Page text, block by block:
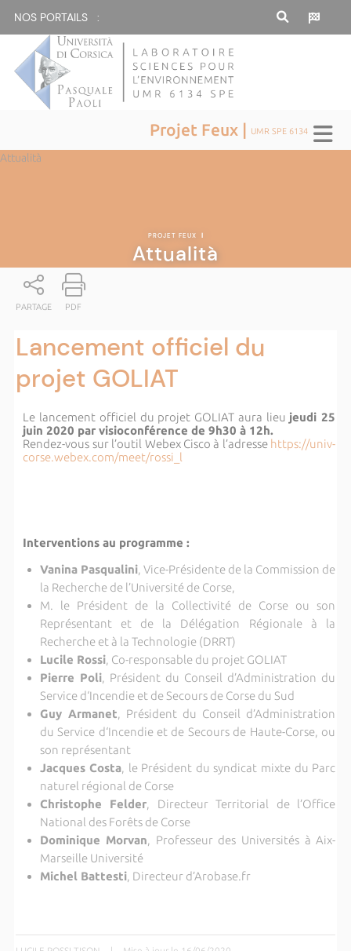
NOS PORTAILS :
Projet Feux | UMR SPE 6134
Attualità
PROJET FEUX |
Attualità
PARTAGE PDF
Lancement officiel du
projet GOLIAT
Le lancement officiel du projet GOLIAT aura lieu jeudi 25
juin 2020 par visioconférence de 9h30 à 12h.
Rendez-vous sur l’outil Webex Cisco à l’adresse https://univ-
corse.webex.com/meet/rossi_l
Interventions au programme :
Vanina Pasqualini, Vice-Présidente de la Commission de
la Recherche de l’Université de Corse,
M. le Président de la Collectivité de Corse ou son
Représentant et de la Délégation Régionale à la
Recherche et à la Technologie (DRRT)
Lucile Rossi, Co-responsable du projet GOLIAT
Pierre Poli, Président du Conseil d’Administration du
Service d‘Incendie et de Secours de Corse du Sud
Guy Armanet, Président du Conseil d’Administration
du Service d‘Incendie et de Secours de Haute-Corse, ou
son représentant
Jacques Costa, le Président du syndicat mixte du Parc
naturel régional de Corse
Christophe Felder, Directeur Territorial de l’Office
National des Forêts de Corse
Dominique Morvan, Professeur des Universités à Aix-
Marseille Université
Michel Battesti, Directeur d’Arobase.fr